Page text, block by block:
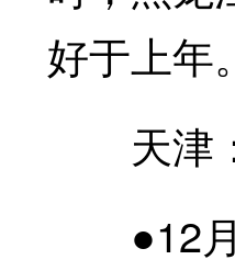
好于上年。
天津：
●12月